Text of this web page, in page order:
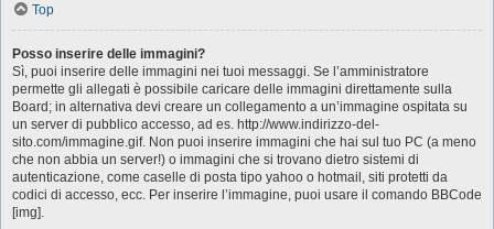
Top
Posso inserire delle immagini?
Sì, puoi inserire delle immagini nei tuoi messaggi. Se l’amministratore
permette gli allegati è possibile caricare delle immagini direttamente sulla
Board; in alternativa devi creare un collegamento a un’immagine ospitata su
un server di pubblico accesso, ad es. http://www.indirizzo-del-
sito.com/immagine.gif. Non puoi inserire immagini che hai sul tuo PC (a meno
che non abbia un server!) o immagini che si trovano dietro sistemi di
autenticazione, come caselle di posta tipo yahoo o hotmail, siti protetti da
codici di accesso, ecc. Per inserire l’immagine, puoi usare il comando BBCode
[img].